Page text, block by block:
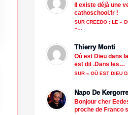
Il existe déjà une
cathoschool.fr !
SUR CREEDO : LE «
»…
Thierry Monti
Où est Dieu dans
est dit .Dans les…
SUR « OÙ EST DIEU
Napo De Kergorre
Bonjour cher
proche de Franco